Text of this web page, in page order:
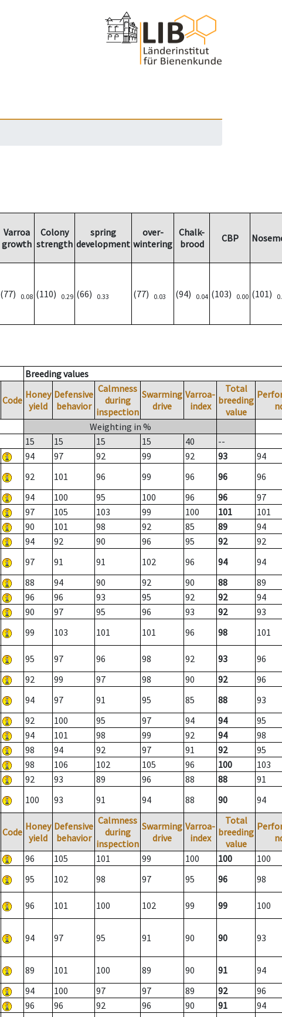
Varroa
growth
Colony
strength
spring
development
over-
wintering
Chalk-
brood
CBP
(77) 0.08 (110) 0.29 (66) 0.33 (77) 0.03 (94) 0.04 (103) 0.00 (101)
Breeding values
Code Honey
yield
Defensive
behavior
Calmness
during
inspection
Swarming
drive
Varroa-
index
Total
breeding
value
Weighting in %
15
15 15 15 40
--
94 97 92 99 92 93
94
92 101 96 99 96 96
96
94 100 95 100 96 96
97
97 105 103 99 100 101
101
90 101 98 92 85 89
94
94 92 90 96 95 92
92
97 91 91 102 96 94
94
88 94 90 92 90 88
89
96 96 93 95 92 92
94
90 97 95 96 93 92
93
99 103 101 101 96 98 101
95 97 96 98 92 93
96
92 99 97 98 90 92
96
94 97 91 95 85 88
93
92 100 95 97 94 94
95
94 101 98 99 92 94
98
98 94 92 97 91 92
95
98 106 102 105 96 100
103
92 93 89 96 88 88
91
100 93 91 94 88 90 94
Code Honey
yield
Defensive
behavior
Calmness
during
inspection
Swarming
drive
Varroa-
index
Total
breeding
value
96 105 101 99 100 100
100
95 102 98 97 95 96 98
96 101 100 102 99 99 100
94 97 95 91 90 90 93
89 101 100 89 90 91
94
94 100 97 97 89 92
96
96 96 92 96 90 91
94